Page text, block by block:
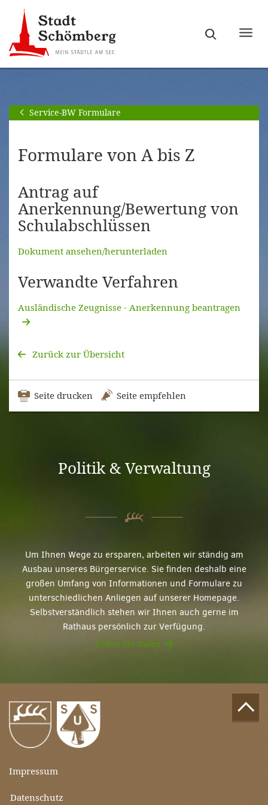
Hauptnavigation
springen
[Alt]+
Seiteninhalt
springen
[Alt]+
Service-BW Formulare
Formulare von A bis Z
Antrag auf
Anerkennung/Bewertung von
Schulabschlüssen
Dokument ansehen/herunterladen
Verwandte Verfahren
Ausländische Zeugnisse - Anerkennung beantragen
Zurück zur Übersicht
Seite drucken Seite empfehlen
Politik & Verwaltung
Um Ihnen Wege zu ersparen, arbeiten wir ständig am
Ausbau unseres Bürgerservice. Sie finden deshalb eine
großen Umfang von Informationen und Formulare zu
unterschiedlichen Anliegen auf unserer Homepage.
Selbstverständlich stehen wir Ihnen auch gerne im
Rathaus persönlich zur Verfügung.
Lesen Sie mehr
Impressum
Datenschutz